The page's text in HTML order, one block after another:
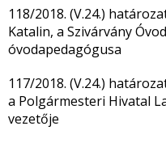
118/2018. (V.24.)
Katalin, a Szivárvány
óvodapedagógusa
117/2018. (V.24.)
a Polgármesteri Hivatal
vezetője